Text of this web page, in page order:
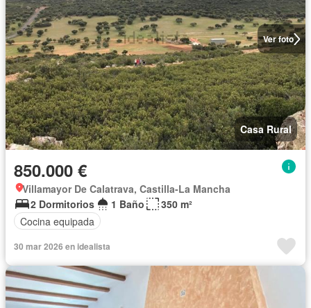
Ver foto
Casa Rural
850.000 €
Villamayor De Calatrava, Castilla-La Mancha
2 Dormitorios
1 Baño
350 m²
Cocina equipada
30 mar 2026 en idealista